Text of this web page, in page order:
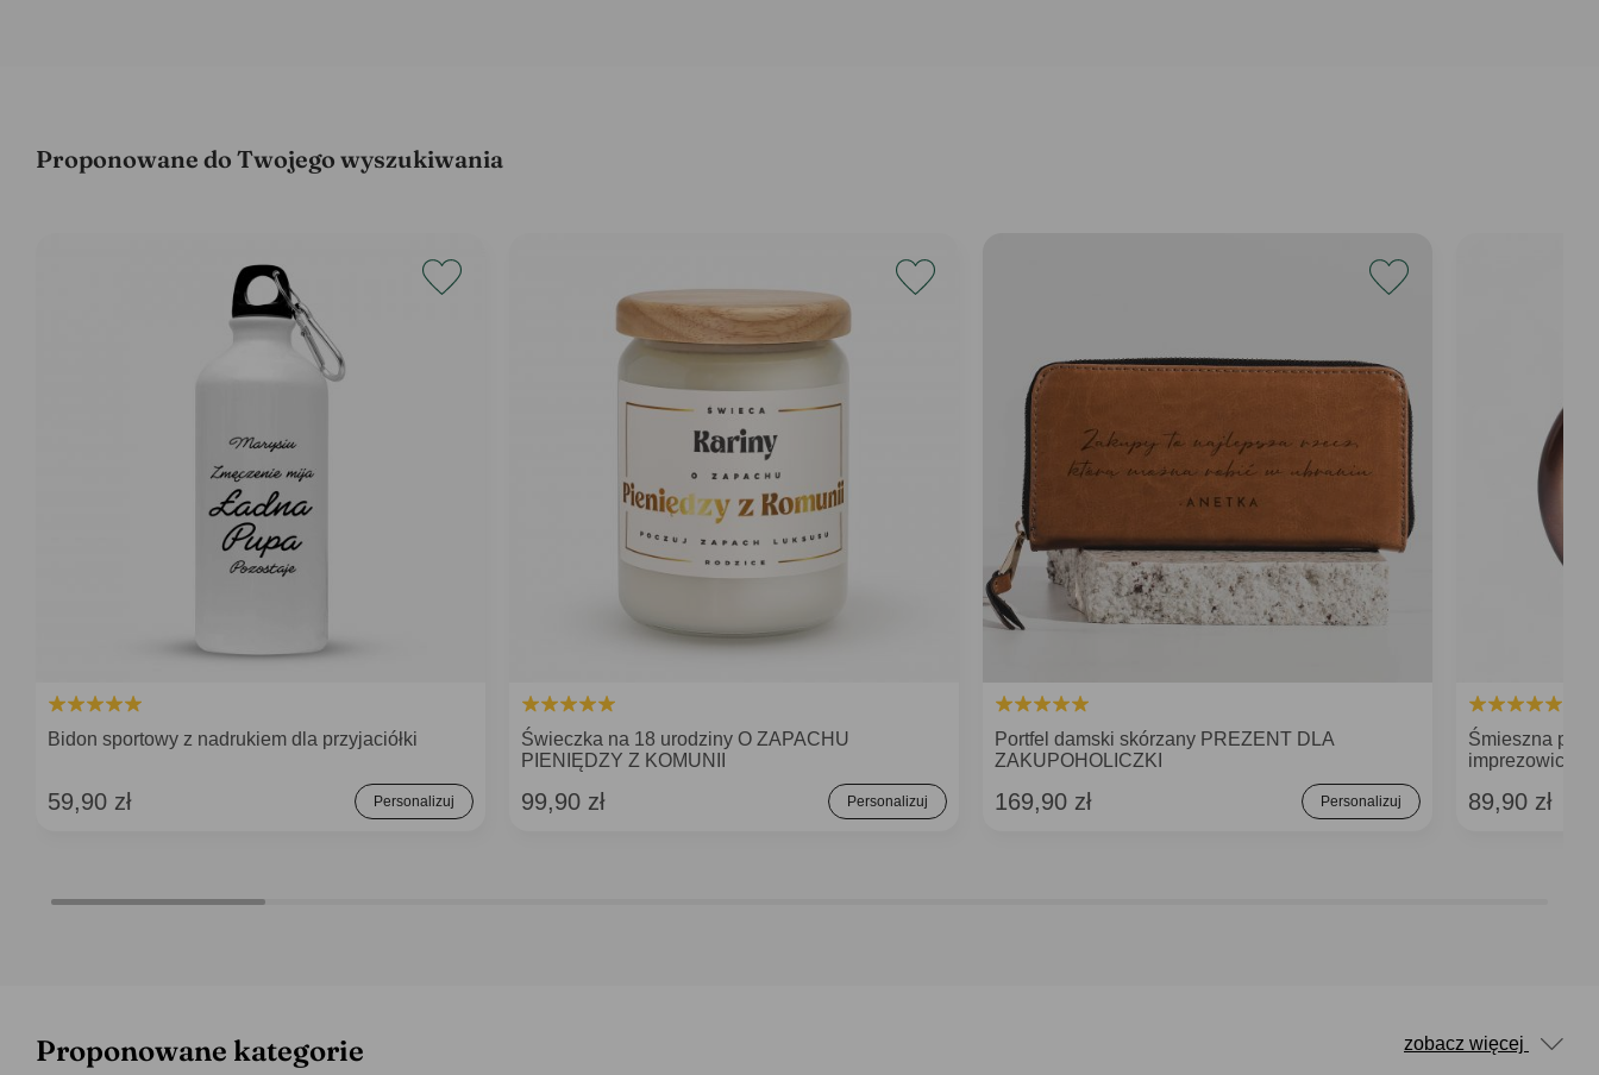
Proponowane do Twojego wyszukiwania
Bidon sportowy z nadrukiem dla przyjaciółki
59,90 zł Personalizuj
Świeczka na 18 urodziny O ZAPACHU
PIENIĘDZY Z KOMUNII
99,90 zł Personalizuj
Portfel damski skórzany PREZENT DLA
ZAKUPOHOLICZKI
169,90 zł Personalizuj
Śmieszna
imprezowiczki
89,90 zł
zobacz więcej
Proponowane kategorie